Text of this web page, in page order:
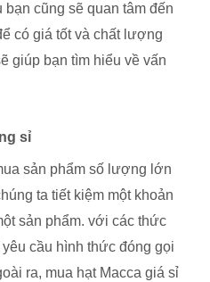
cũng sẽ quan tâm đến
có giá tốt và chất lượng
giúp bạn tìm hiểu về vấn
sỉ
sản phẩm số lượng lớn
ta tiết kiệm một khoản
sản phẩm. với các thức
cầu hình thức đóng gọi
ra, mua hạt Macca giá sỉ